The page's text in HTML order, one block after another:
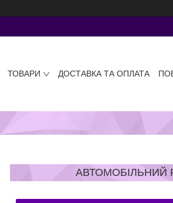
ТОВАРИ ДОСТАВКА ТА ОПЛАТА
АВТОМОБІЛЬНИЙ